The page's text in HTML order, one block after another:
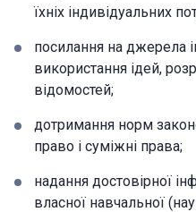
їхніх індивідуальних
посилання на джерела
використання ідей,
відомостей;
дотримання норм
право і суміжні права;
надання достовірної
власної навчальної